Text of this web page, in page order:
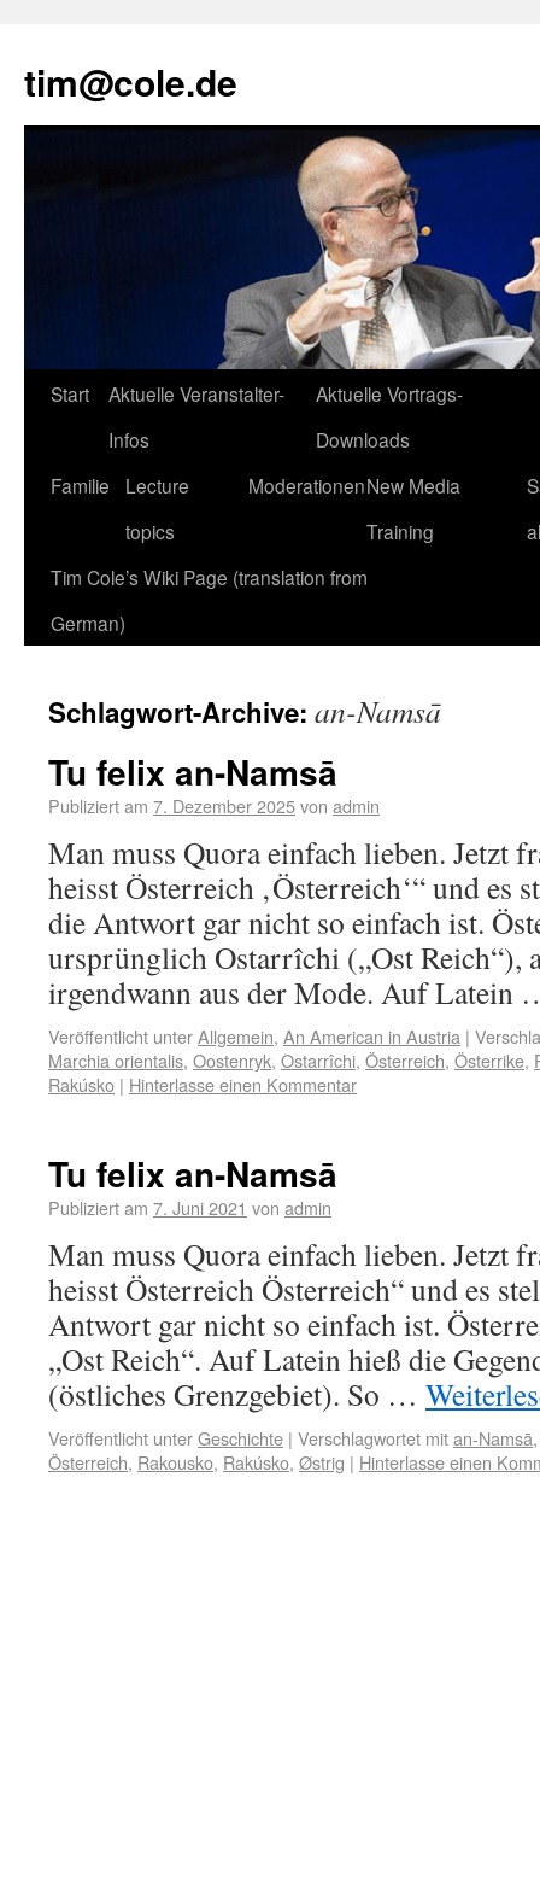
tim@cole.de
Start
Aktuelle Veranstalter-
Infos
Aktuelle Vortrags-
Downloads
Familie
Lecture
topics
ModerationenNew Media
Training
Tim Cole’s Wiki Page (translation from
German)
Schlagwort-Archive: an-Namsā
Tu felix an-Namsā
Publiziert am 7. Dezember 2025von admin
Man muss Quora einfach lieben. Jetzt
heisst Österreich ‚Österreich‘“ und es
die Antwort gar nicht so einfach ist.
ursprünglich Ostarrîchi („Ost Reich“),
irgendwann aus der Mode. Auf
Veröffentlicht unterAllgemein, An American in Austria |
Marchia orientalis, Oostenryk, Ostarrîchi, Österreich, Österrike,
Rakúsko | Hinterlasse einen Kommentar
Tu felix an-Namsā
Publiziert am 7. Juni 2021 von admin
Man muss Quora einfach lieben. Jetzt
heisst Österreich Österreich“ und es
Antwort gar nicht so einfach ist.
„Ost Reich“. Auf Latein hieß die
(östliches Grenzgebiet). So …
Veröffentlicht unterGeschichte | Verschlagwortet mitan-Namsā
Österreich, Rakousko, Rakúsko, Østrig | Hinterlasse einen